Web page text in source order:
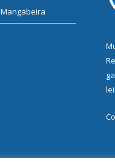
Mangabeira